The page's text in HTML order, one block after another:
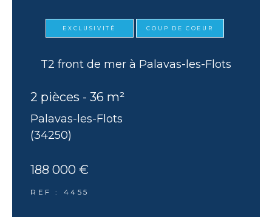
EXCLUSIVITÉ COUP DE COEUR
T2 front de mer à Palavas-les-Flots
2 pièces - 36 m²
Palavas-les-Flots
(34250)
188 000 €
REF : 4455